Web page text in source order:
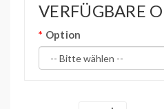
VERFÜGBARE
Option